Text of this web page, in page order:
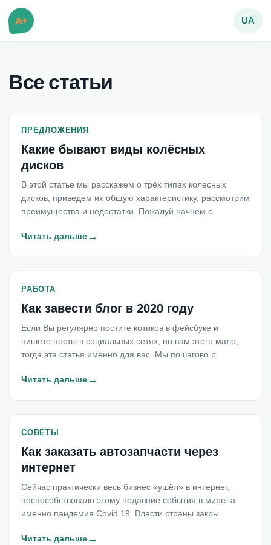
A+ UA
Все статьи
ПРЕДЛОЖЕНИЯ
Какие бывают виды колёсных
дисков
В этой статье мы расскажем о трёх типах колесных
дисков, приведем их общую характеристику, рассмотрим
преимущества и недостатки. Пожалуй начнём с
Читать дальше→
РАБОТА
Как завести блог в 2020 году
Если Вы регулярно постите котиков в фейсбуке и
пишете посты в социальных сетях, но вам этого мало,
тогда эта статья именно для вас. Мы пошагово р
Читать дальше→
СОВЕТЫ
Как заказать автозапчасти через
интернет
Сейчас практически весь бизнес «ушёл» в интернет,
поспособствовало этому недавние события в мире, а
именно пандемия Covid 19. Власти страны закры
Читать дальше→